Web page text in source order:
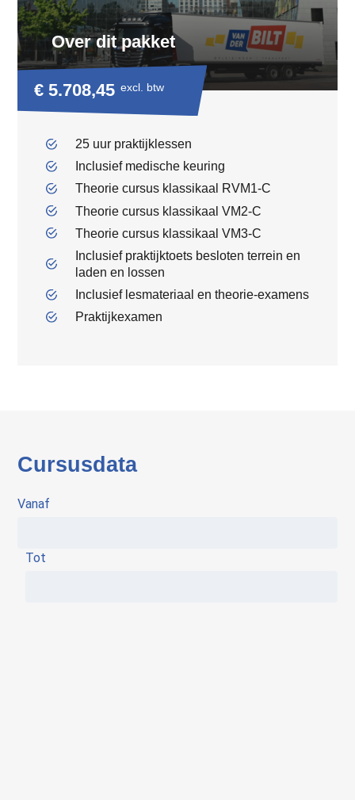
Over dit pakket
€ 5.708,45 excl. btw
25 uur praktijklessen
Inclusief medische keuring
Theorie cursus klassikaal RVM1-C
Theorie cursus klassikaal VM2-C
Theorie cursus klassikaal VM3-C
Inclusief praktijktoets besloten terrein en
laden en lossen
Inclusief lesmateriaal en theorie-examens
Praktijkexamen
Cursusdata
Vanaf
Tot